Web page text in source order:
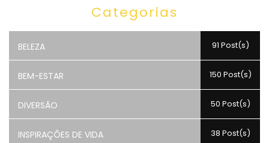
Categorias
BELEZA 91 Post(s)
BEM-ESTAR 150 Post(s)
DIVERSÃO 50 Post(s)
INSPIRAÇÕES DE VIDA 38 Post(s)